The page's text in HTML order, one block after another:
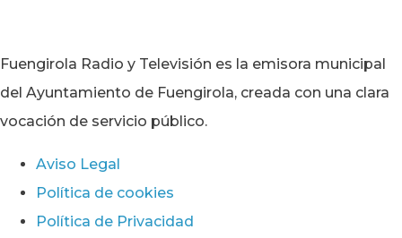
Fuengirola Radio y Televisión es la emisora municipal
del Ayuntamiento de Fuengirola, creada con una clara
vocación de servicio público.
Aviso Legal
Política de cookies
Política de Privacidad